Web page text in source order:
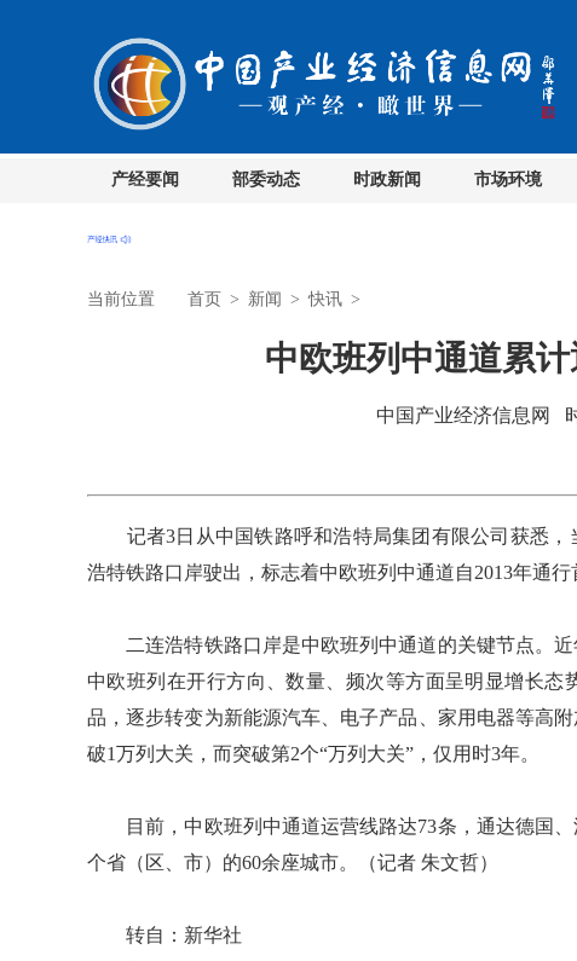
产经要闻 部委动态 时政新闻 市场环境
当前位置 首页 > 新闻 > 快讯 >
中欧班列中通道累
中国产业经济信息网
记者3日从中国铁路呼和浩特局集团有限公司获悉，
浩特铁路口岸驶出，标志着中欧班列中通道自2013年通
二连浩特铁路口岸是中欧班列中通道的关键节点。近
中欧班列在开行方向、数量、频次等方面呈明显增长
品，逐步转变为新能源汽车、电子产品、家用电器等高
破1万列大关，而突破第2个“万列大关”，仅用时3年。
目前，中欧班列中通道运营线路达73条，通达德国、
个省（区、市）的60余座城市。（记者 朱文哲）
转自：新华社